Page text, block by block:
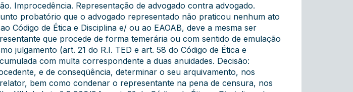
Improcedência. Representação de advogado contra advogado.
probatório que o advogado representado não praticou nenhum ato
Código de Ética e Disciplina e/ ou ao EAOAB, deve a mesma ser
que procede de forma temerária ou com sentido de emulação
julgamento (art. 21 do R.I. TED e art. 58 do Código de Ética e
com multa correspondente a duas anuidades. Decisão:
e de conseqüência, determinar o seu arquivamento, nos
bem como condenar o representante na pena de censura, nos